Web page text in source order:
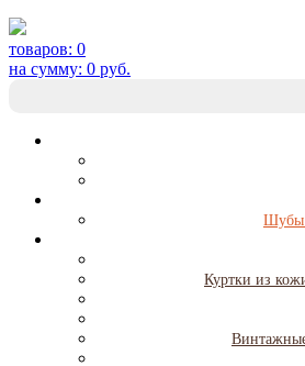
товаров: 0
на сумму: 0 руб.
Шубы
Куртки из